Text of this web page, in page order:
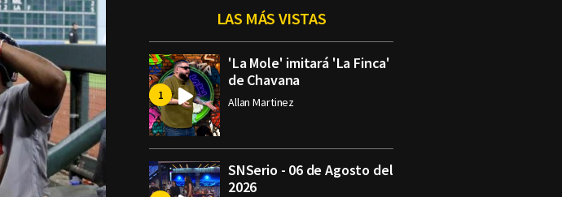
LAS MÁS VISTAS
'La Mole' imitará 'La Finca'
de Chavana
Allan Martinez
SNSerio - 06 de Agosto del
2026